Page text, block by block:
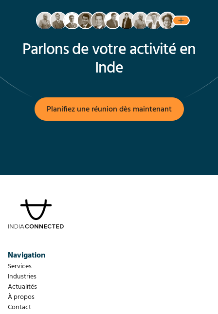
Parlons de votre activité en
Inde
Planifiez une réunion dès maintenant
Navigation
Services
Industries
Actualités
À propos
Contact